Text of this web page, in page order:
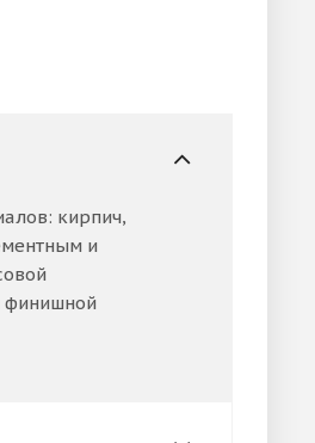
кирпич,
и
финишной